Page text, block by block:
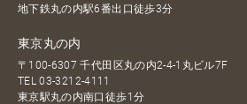
地下鉄丸の内駅6番出口徒歩3分
東京丸の内
〒100-6307 千代田区丸の内2-4-1丸ビル7F
TEL03-3212-4111
東京駅丸の内南口徒歩1分